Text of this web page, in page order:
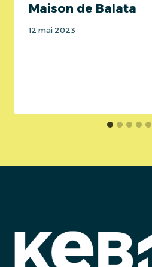
Maison de Balata
12 mai 2023